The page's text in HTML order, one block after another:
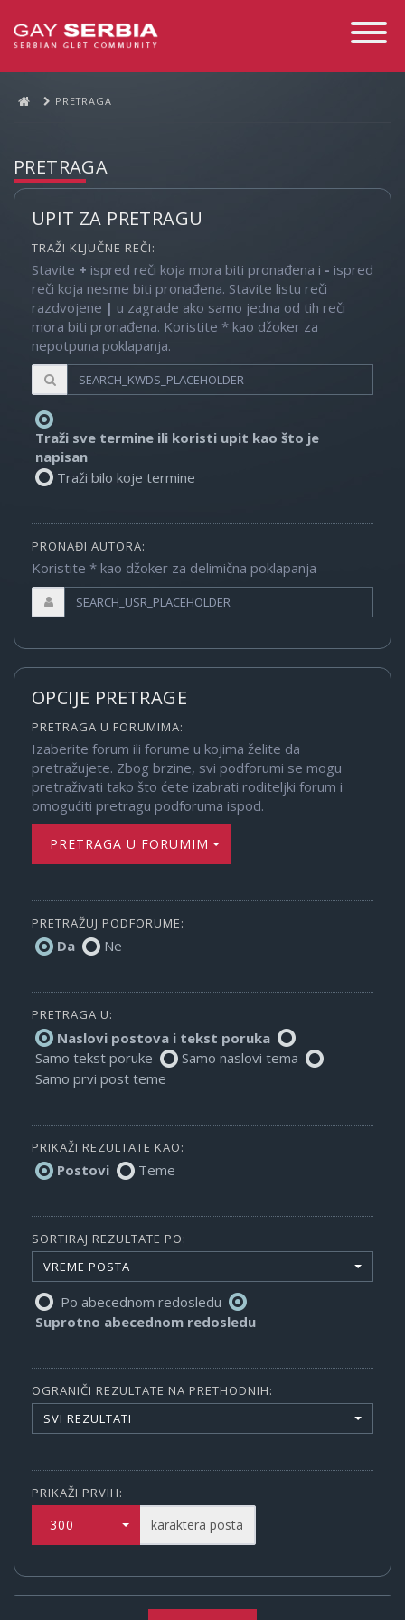
Toggle
PRETRAGA
PRETRAGA
UPIT ZA PRETRAGU
TRAŽI KLJUČNE REČI:
Stavite + ispred reči koja mora biti pronađena i - ispred
reči koja nesme biti pronađena. Stavite listu reči
razdvojene | u zagrade ako samo jedna od tih reči
mora biti pronađena. Koristite * kao džoker za
nepotpuna poklapanja.
Traži sve termine ili koristi upit kao što je
napisan
Traži bilo koje termine
PRONAĐI AUTORA:
Koristite * kao džoker za delimična poklapanja
OPCIJE PRETRAGE
PRETRAGA U FORUMIMA:
Izaberite forum ili forume u kojima želite da
pretražujete. Zbog brzine, svi podforumi se mogu
pretraživati tako što ćete izabrati roditeljki forum i
omogućiti pretragu podforuma ispod.
PRETRAGA U FORUMIMA
PRETRAŽUJ PODFORUME:
Da Ne
PRETRAGA U:
Naslovi postova i tekst poruka
Samo tekst poruke
Samo naslovi tema
Samo prvi post teme
PRIKAŽI REZULTATE KAO:
Postovi Teme
SORTIRAJ REZULTATE PO:
VREME POSTA
Po abecednom redosledu
Suprotno abecednom redosledu
OGRANIČI REZULTATE NA PRETHODNIH:
SVI REZULTATI
PRIKAŽI PRVIH:
300 karaktera posta